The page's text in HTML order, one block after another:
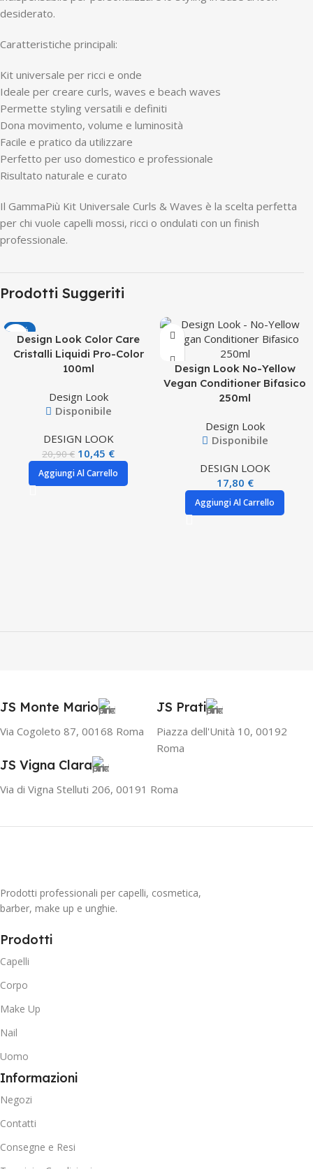
desiderato.
Caratteristiche principali:
Kit universale per ricci e onde
Ideale per creare curls, waves e beach waves
Permette styling versatili e definiti
Dona movimento, volume e luminosità
Facile e pratico da utilizzare
Perfetto per uso domestico e professionale
Risultato naturale e curato
Il GammaPiù Kit Universale Curls & Waves è la scelta perfetta
per chi vuole capelli mossi, ricci o ondulati con un finish
professionale.
Prodotti Suggeriti
-50%
Design Look Color Care
Cristalli Liquidi Pro-Color
100ml
Design Look
Disponibile
DESIGN LOOK
20,90€ 10,45 €
Aggiungi Al Carrello
Design Look No-Yellow
Vegan Conditioner Bifasico
250ml
Design Look
Disponibile
DESIGN LOOK
17,80 €
Aggiungi Al Carrello
JS Monte Mario
Via Cogoleto 87, 00168 Roma
JS Prati
Piazza dell'Unità 10, 00192
Roma
JS Vigna Clara
Via di Vigna Stelluti 206, 00191 Roma
Prodotti professionali per capelli, cosmetica,
barber, make up e unghie.
Prodotti
Capelli
Corpo
Make Up
Nail
Uomo
Informazioni
Negozi
Contatti
Consegne e Resi